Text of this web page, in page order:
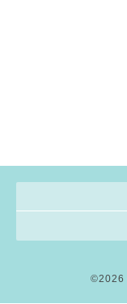
©2026